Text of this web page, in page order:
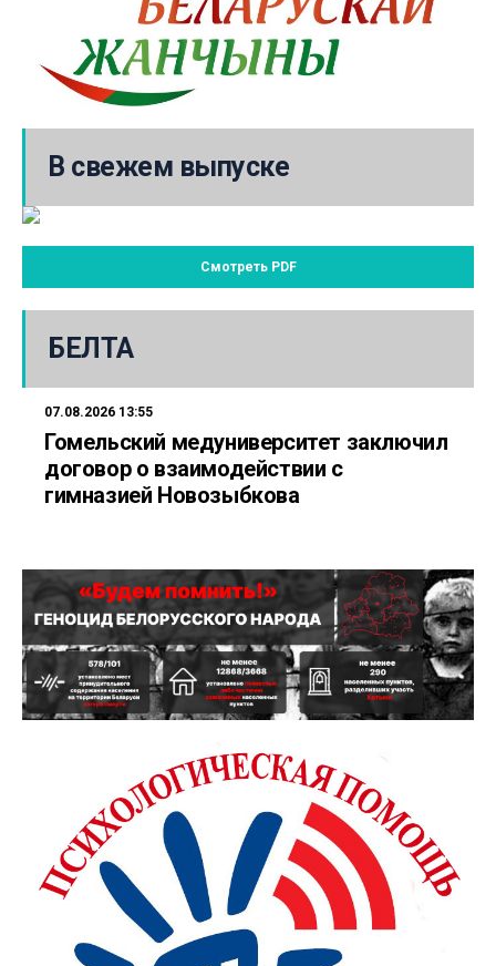
В свежем выпуске
Смотреть PDF
БЕЛТА
07.08.2026 13:55
Гомельский медуниверситет заключил
договор о взаимодействии с
гимназией Новозыбкова